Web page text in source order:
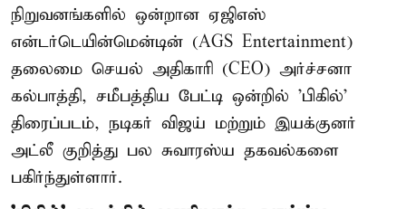
நிறுவனங்களில் ஒன்றான ஏஜிஎஸ்
என்டர்டெயின்மென்டின் (AGS Entertainment)
தலைமை செயல் அதிகாரி (CEO) அர்ச்சனா
கல்பாத்தி, சமீபத்திய பேட்டி ஒன்றில் 'பிகில்'
திரைப்படம், நடிகர் விஜய் மற்றும் இயக்குனர்
அட்லீ குறித்து பல சுவாரஸ்ய தகவல்களை
பகிர்ந்துள்ளார்.